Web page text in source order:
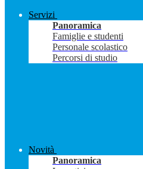
Servizi
Panoramica
Famiglie e studenti
Personale scolastico
Percorsi di studio
Novità
Panoramica